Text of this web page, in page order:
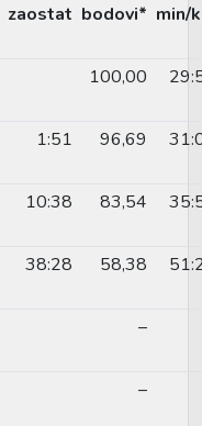
zaostat bodovi* min/
100,00
1:51 96,69
10:38 83,54
38:28 58,38
–
–